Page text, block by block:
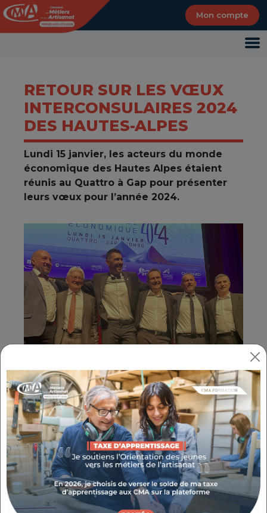
Mon compte
RETOUR SUR LES VŒUX
INTERCONSULAIRES 2024
DES HAUTES-ALPES
Lundi 15 janvier, les acteurs du monde
économique des Hautes Alpes étaient
réunis au Quattro à Gap pour présenter
leurs vœux pour l’année 2024.
Fabrice ZIMMERMANN, Président de la
Chambre de niveau départemental des
Hautes-Alpes, Frédéric CAVALLINO, Président
de la CCI Hautes-Alpes ,Patrick RICOU
Président de l' Agence départementale de
développement économique et touristique
des Hautes-Alpes, Michel GARCIN, Président
de UPE 05 , Nicolas CHABRAND, Président de
Panneau de gestion des cookies